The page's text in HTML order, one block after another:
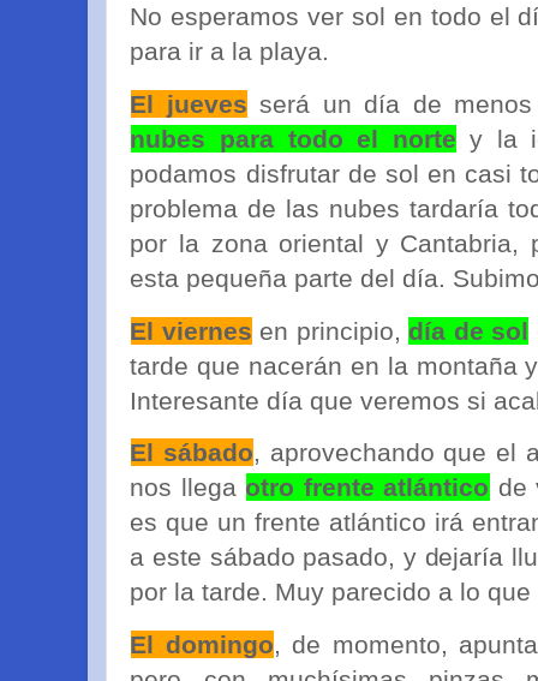
No esperamos ver sol en todo el
para ir a la playa.
El jueves será un día de
nubes para todo el norte y la
podamos disfrutar de sol en casi
problema de las nubes tardaría
por la zona oriental y Cantabria,
esta pequeña parte del día.
El viernes en principio, día de sol
tarde que nacerán en la montaña
Interesante día que veremos si
El sábado, aprovechando que el
nos llegaotro frente atlántico de
es que un frente atlántico irá
a este sábado pasado, y dejaría
por la tarde. Muy parecido a lo
El domingo, de momento,